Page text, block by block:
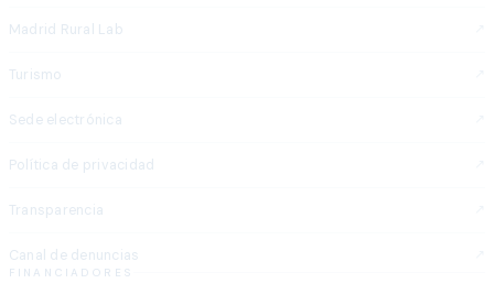
Madrid Rural Lab
Turismo
Sede electrónica
Política de privacidad
Transparencia
Canal de denuncias
FINANCIADORES